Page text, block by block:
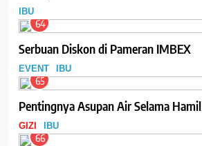
IBU
64
Serbuan Diskon di Pameran IMBEX
EVENT IBU
65
Pentingnya Asupan Air Selama Hamil
GIZI IBU
66